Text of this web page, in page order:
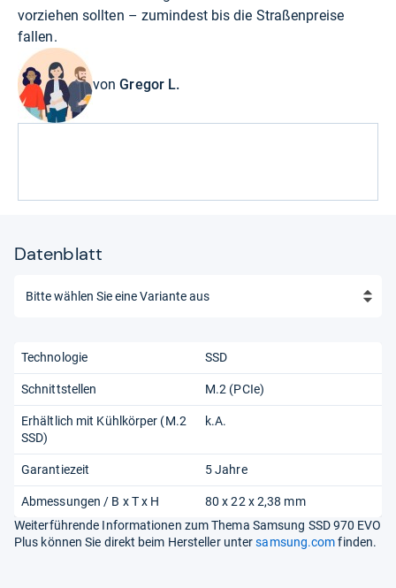
vorziehen sollten – zumindest bis die Straßenpreise
fallen.
vonGregor L.
Datenblatt
Technologie SSD
Schnittstellen M.2 (PCIe)
Erhältlich mit Kühlkörper (M.2
SSD)
k.A.
Garantiezeit 5 Jahre
Abmessungen / B x T x H
80 x 22 x 2,38 mm
Weiterführende Informationen zum Thema Samsung SSD 970 EVO
Plus können Sie direkt beim Hersteller untersamsung.comfinden.